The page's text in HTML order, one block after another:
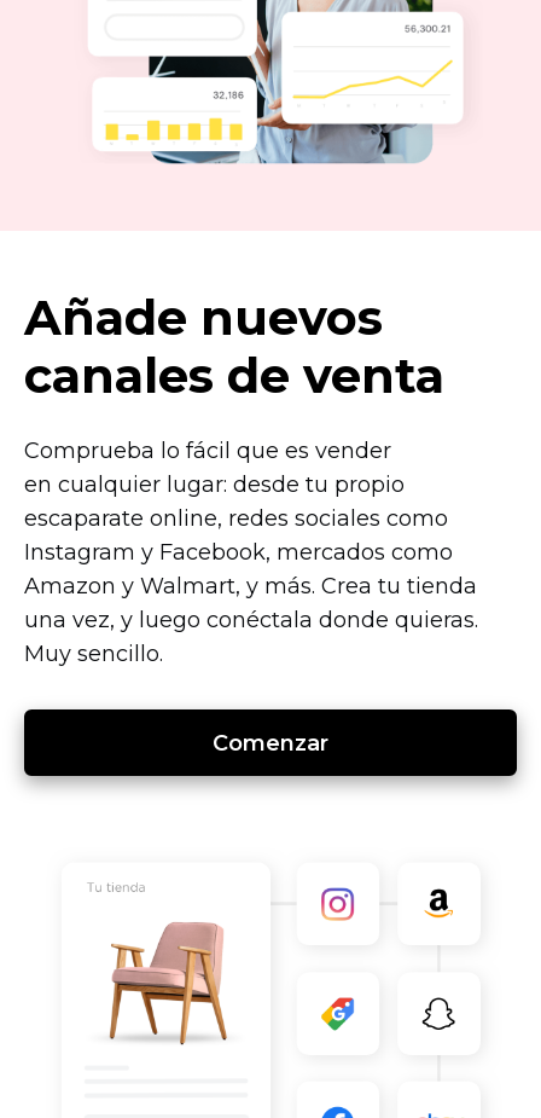
Añade nuevos
canales de venta
Comprueba lo fácil que es vender
en cualquier lugar: desde tu propio
escaparate online, redes sociales como
Instagram y Facebook, mercados como
Amazon y Walmart, y más. Crea tu tienda
una vez, y luego conéctala donde quieras.
Muy sencillo.
Comenzar